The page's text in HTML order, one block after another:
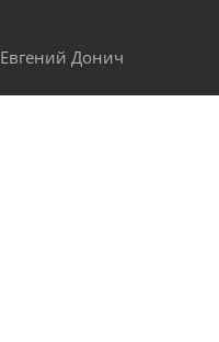
Евгений Донич